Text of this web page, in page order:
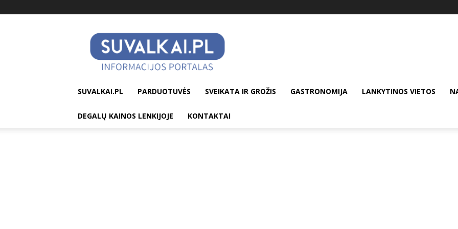
suvalkai.pl
SUVALKAI.PL PARDUOTUVĖS SVEIKATA IR GROŽIS GASTRONOMIJA LANKYTINOS VIETOS
DEGALŲ KAINOS LENKIJOJE KONTAKTAI